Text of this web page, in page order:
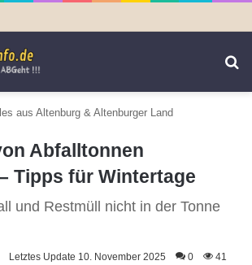
aus Altenburg & Altenburger Land
Abfalltonnen
Tipps für Wintertage
und Restmüll nicht in der Tonne
Letztes Update 10. November 2025 0 41